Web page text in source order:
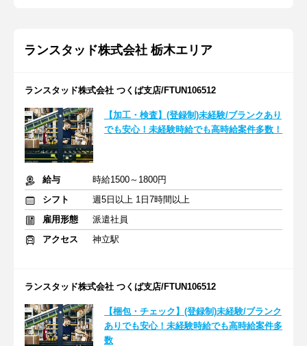
ランスタッド株式会社 栃木エリア
ランスタッド株式会社 つくば支店/FTUN106512
【加工・検査】(登録制)未経験/ブランクあり
でも安心！未経験時給でも高時給案件多数！
給与
時給1500～1800円
シフト
週5日以上 1日7時間以上
雇用形態
派遣社員
アクセス
神立駅
ランスタッド株式会社 つくば支店/FTUN106512
【梱包・チェック】(登録制)未経験/ブランク
ありでも安心！未経験時給でも高時給案件多
数